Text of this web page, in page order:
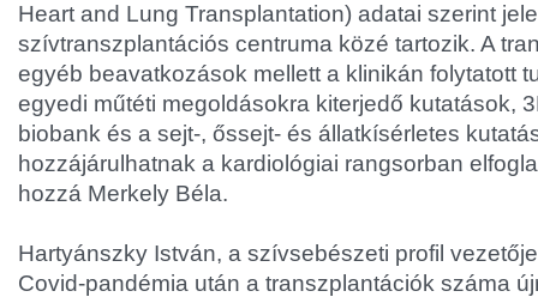
Heart and Lung Transplantation) adatai szerint
szívtranszplantációs centruma közé tartozik. A
egyéb beavatkozások mellett a klinikán folytatott
egyedi műtéti megoldásokra kiterjedő kutatások,
biobank és a sejt-, őssejt- és állatkísérletes
hozzájárulhatnak a kardiológiai rangsorban
hozzá Merkely Béla.
Hartyánszky István, a szívsebészeti profil
Covid-pandémia után a transzplantációk száma